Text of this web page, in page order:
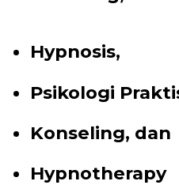
Hypnosis,
Psikologi
Konseling, dan
Hypnotherapy